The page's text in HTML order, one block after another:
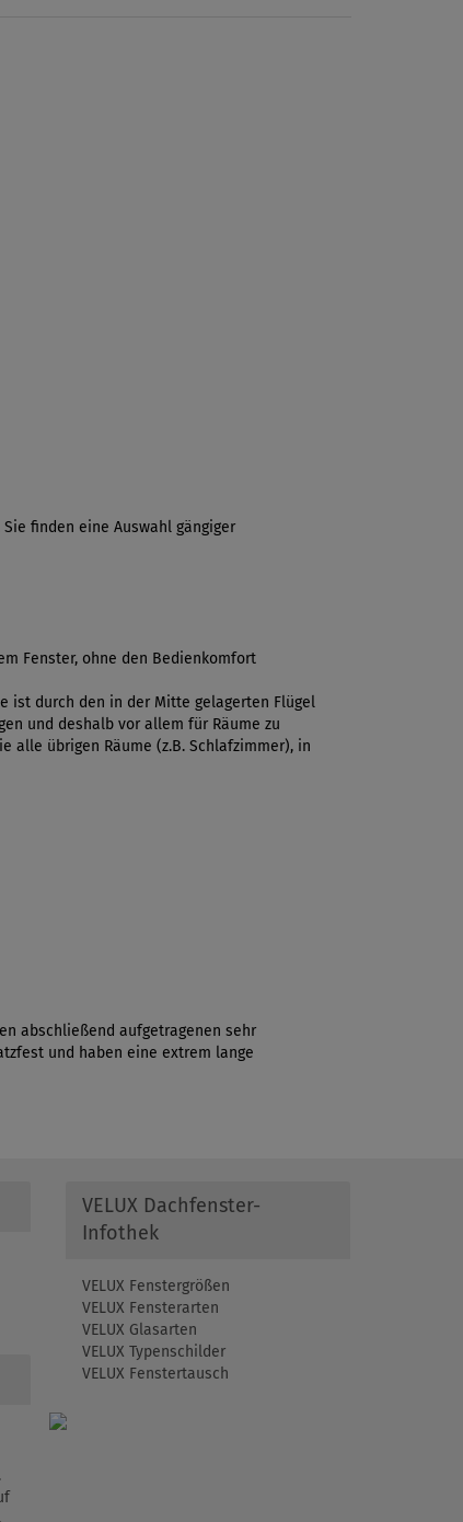
finden eine Auswahl gängiger
Fenster, ohne den Bedienkomfort
ist durch den in der Mitte gelagerten Flügel
und deshalb vor allem für Räume zu
alle übrigen Räume (z.B. Schlafzimmer), in
abschließend aufgetragenen sehr
und haben eine extrem lange
VELUX Dachfenster-
Infothek
VELUX Fenstergrößen
VELUX Fensterarten
VELUX Glasarten
VELUX Typenschilder
VELUX Fenstertausch